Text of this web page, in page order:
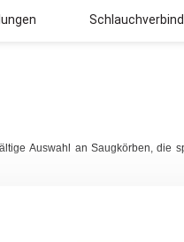
Auswahl an Saugkörben, die